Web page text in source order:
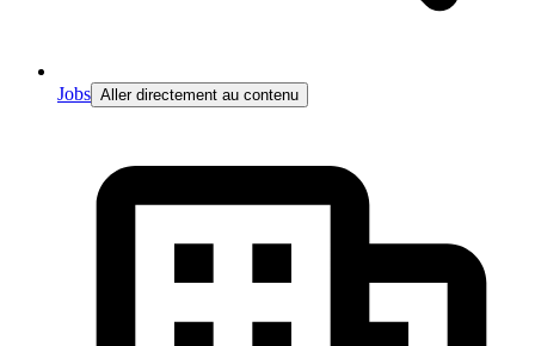
Jobs Aller directement au contenu